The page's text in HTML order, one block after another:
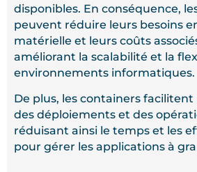
disponibles. En conséquence,
peuvent réduire leurs besoins
matérielle et leurs coûts
améliorant la scalabilité et la
environnements informatiques.
De plus, les containers
des déploiements et des
réduisant ainsi le temps et les
pour gérer les applications à